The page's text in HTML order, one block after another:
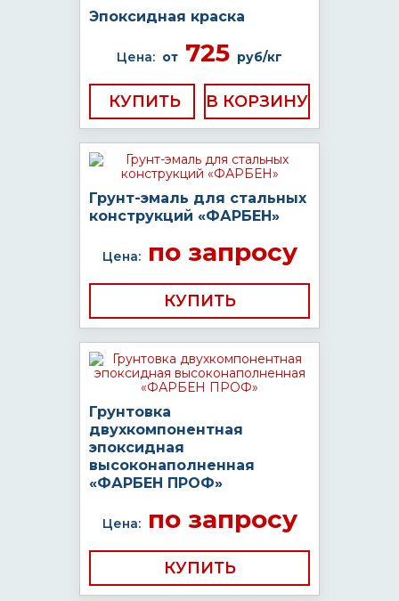
Эпоксидная краска
Цена: от 725 руб/кг
КУПИТЬ
Грунт-эмаль для стальных
конструкций «ФАРБЕН»
Цена:по запросу
КУПИТЬ
Грунтовка
двухкомпонентная
эпоксидная
высоконаполненная
«ФАРБЕН ПРОФ»
Цена:по запросу
КУПИТЬ